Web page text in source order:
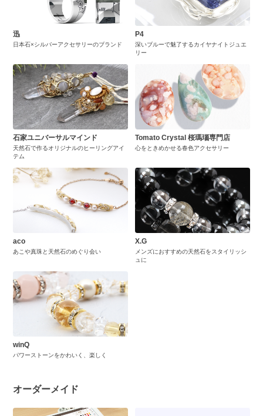
迅
日本石×シルバーアクセサリーのブランド
P4
深いブルーで魅了するカイヤナイトジュエ
リー
石家ユニバーサルマインド
天然石で作るオリジナルのヒーリングアイ
テム
Tomato Crystal 桜瑪瑙専門店
心をときめかせる春色アクセサリー
aco
あこや真珠と天然石のめぐり会い
X.G
メンズにおすすめの天然石をスタイリッシ
ュに
winQ
パワーストーンをかわいく、楽しく
オーダーメイド